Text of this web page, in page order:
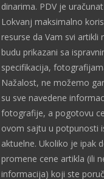
dinarima. PDV je
Lokvanj maksimalno
resurse da Vam svi artikli
budu prikazani sa
specifikacija,
Nažalost, ne možemo
su sve navedene
fotografije, a pogotovu
ovom sajtu u potpunosti
aktuelne. Ukoliko je ipak
promene cene artikla (ili
informacija) koji ste